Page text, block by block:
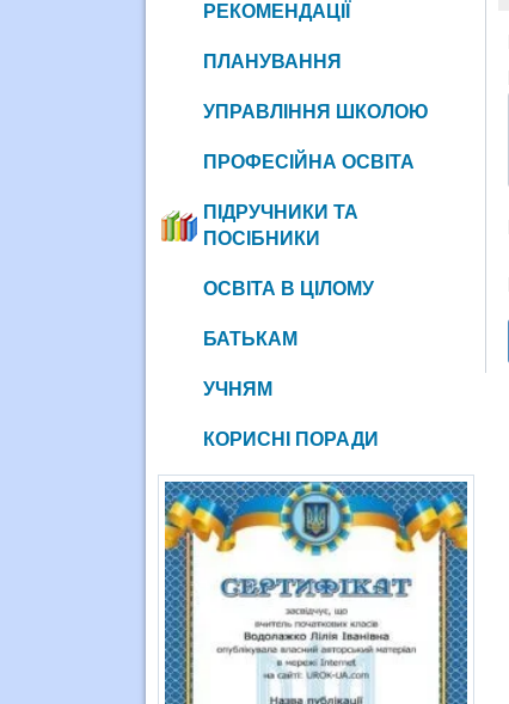
РЕКОМЕНДАЦІЇ
ПЛАНУВАННЯ
УПРАВЛІННЯ ШКОЛОЮ
ПРОФЕСІЙНА ОСВІТА
ПІДРУЧНИКИ ТА
ПОСІБНИКИ
ОСВІТА В ЦІЛОМУ
БАТЬКАМ
УЧНЯМ
КОРИСНІ ПОРАДИ